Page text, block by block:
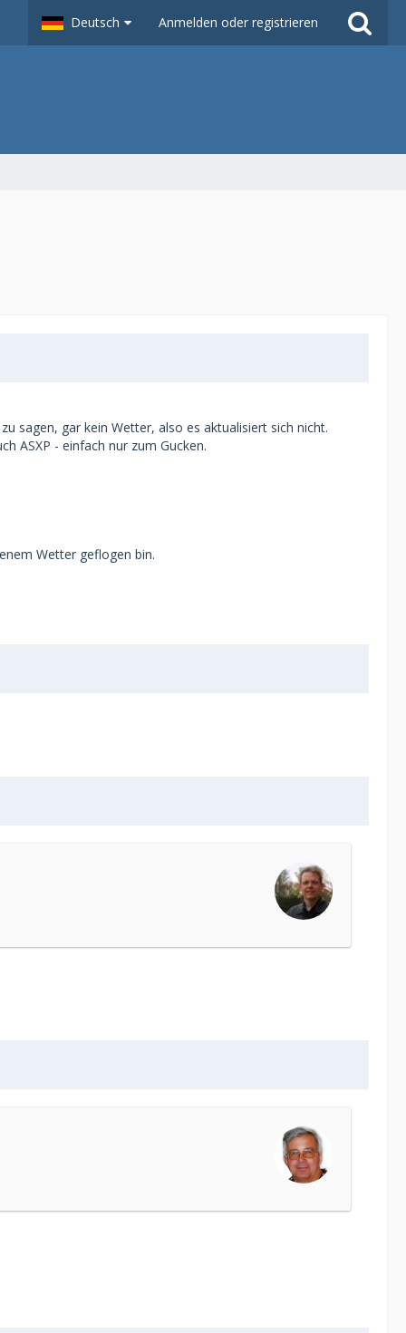
Deutsch Anmelden oder registrieren
sagen, gar kein Wetter, also es aktualisiert sich nicht.
ASXP - einfach nur zum Gucken.
Wetter geflogen bin.